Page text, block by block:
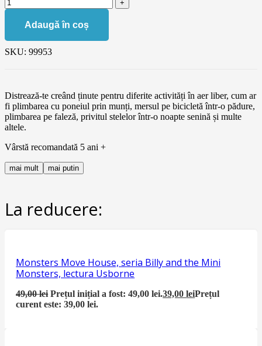
Adaugă în coș
SKU: 99953
Distrează-te creând ținute pentru diferite activități în aer liber, cum ar
fi plimbarea cu poneiul prin munți, mersul pe bicicletă într-o pădure,
plimbarea pe faleză, privitul stelelor într-o noapte senină și multe
altele.
Vârstă recomandată 5 ani +
mai mult mai putin
La reducere:
Monsters Move House, seria Billy and the Mini
Monsters, lectura Usborne
49,00lei Prețul inițial a fost: 49,00 lei.39,00leiPrețul
curent este: 39,00 lei.